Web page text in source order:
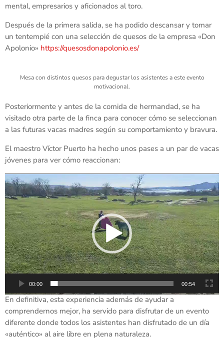
mental, empresarios y aficionados al toro.
Después de la primera salida, se ha podido descansar y tomar
un tentempié con una selección de quesos de la empresa «Don
Apolonio» https://quesosdonapolonio.es/
Mesa con distintos quesos para degustar los asistentes a este evento
motivacional.
Posteriormente y antes de la comida de hermandad, se ha
visitado otra parte de la finca para conocer cómo se seleccionan
a las futuras vacas madres según su comportamiento y bravura.
El maestro Víctor Puerto ha hecho unos pases a un par de vacas
jóvenes para ver cómo reaccionan:
R
e
p
r
o
d
u
c
t
r
d
e
v
00:00 00:54
En definitiva, esta experiencia además de ayudar a
comprendernos mejor, ha servido para disfrutar de un evento
diferente donde todos los asistentes han disfrutado de un día
«auténtico» al aire libre en plena naturaleza.